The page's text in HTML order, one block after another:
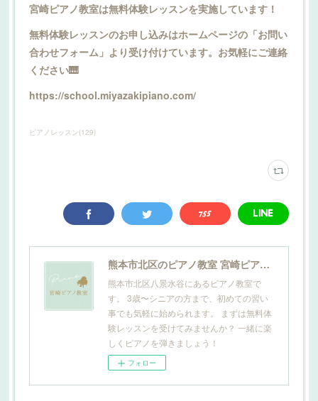
宮崎ピアノ教室は無料体験レッスンを実施しています！
無料体験レッスンのお申し込みはホームページの「お問い
合わせフォーム」より受け付けています。お気軽にご連絡
ください🎹
https://school.miyazakipiano.com/
ピアノレッスン(129)
熊本市北区のピアノ教室 宮崎ピアノ教室
熊本市北区八景水谷にあるピアノ教室で
す。 3歳〜シニアの方まで、初めての習い
事でも気軽に始められます。 まずは無料体
験レッスンを受けてみませんか？ 一緒に楽
しくピアノを弾きましょう！
フォロー